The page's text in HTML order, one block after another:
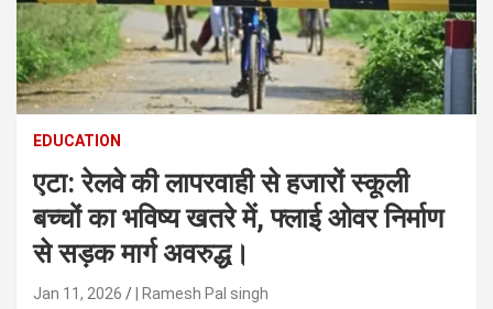
EDUCATION
एटा: रेलवे की लापरवाही से हजारों स्कूली
बच्चों का भविष्य खतरे में, फ्लाई ओवर निर्माण
से सड़क मार्ग अवरुद्ध।
Jan 11, 2026 | Ramesh Pal singh